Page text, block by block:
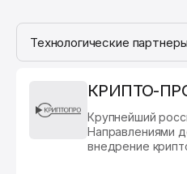
Технологические партнеры
КРИПТО-
Крупнейший
Направлениями
внедрение